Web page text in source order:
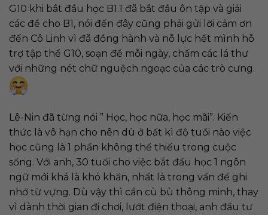
G10 khi bắt đầu học B1.1 đã bắt đầu ôn tập và giải
các đề cho B1, nói đến đây cũng phải gửi lời cảm ơn
đến Cô Linh vì đã đồng hành và nỗ lực hết mình hỗ
trợ tập thể G10, soạn đề mỗi ngày, chấm các lá thư
với những nét chữ nguệch ngoạc của các trò cưng.
Lê-Nin đã từng nói ” Học, học nữa, học mãi”. Kiến
thức là vô hạn cho nên dù ở bất kì độ tuổi nào việc
học cũng là 1 phần không thể thiếu trong cuộc
sống. Với anh, 30 tuổi cho việc bắt đầu học 1 ngôn
ngữ mới khá là khó khăn, nhất là trong vấn đề ghi
nhớ từ vựng. Dù vậy thì cần cù bù thông minh, thay
vì dành thời gian đi chơi, lướt điện thoại, anh đầu tư